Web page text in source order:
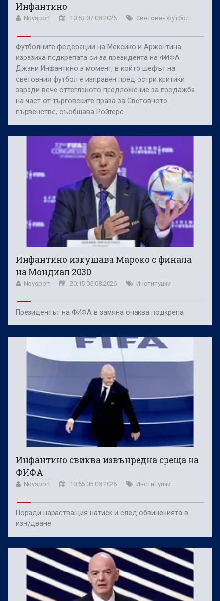
Инфантино
Novsport 10:53 07.08.2026 Световен футбол
Футболните федерации на Мексико и Аржентина
изразиха подкрепата си за президента на ФИФА
Джани Инфантино в момент, в който шефът на
световния футбол е изправен пред остри критики
заради вече оттегленото предложение за продажба
на част от търговските права за Световното
първенство, съобщава Ройтерс.
Инфантино изкушава Мароко с финала
на Мондиал 2030
Novsport 20:15 05.08.2026 Институции
Президентът на ФИФА в замяна очаква подкрепа
Инфантино свиква извънредна среща на
ФИФА
Novsport 10:55 05.08.2026 Институции
Поради нарастващия натиск и след обвиненията в
изнудване